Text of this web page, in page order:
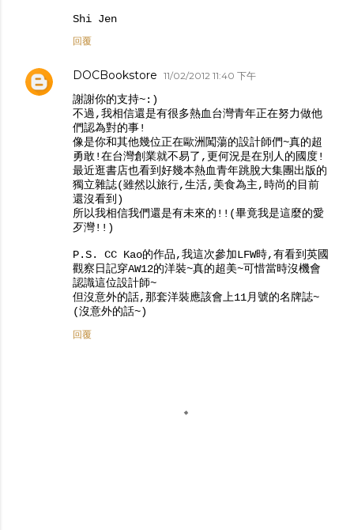
Shi Jen
回覆
DOCBookstore 11/02/2012 11:40 下午
謝謝你的支持~:)
不過,我相信還是有很多熱血台灣青年正在努力做他
們認為對的事!
像是你和其他幾位正在歐洲闖蕩的設計師們~真的超
勇敢!在台灣創業就不易了,更何況是在別人的國度!
最近逛書店也看到好幾本熱血青年跳脫大集團出版的
獨立雜誌(雖然以旅行,生活,美食為主,時尚的目前
還沒看到)
所以我相信我們還是有未來的!!(畢竟我是這麼的愛
歹灣!!)
P.S. CC Kao的作品,我這次參加LFW時,有看到英國
觀察日記穿AW12的洋裝~真的超美~可惜當時沒機會
認識這位設計師~
但沒意外的話,那套洋裝應該會上11月號的名牌誌~
(沒意外的話~)
回覆